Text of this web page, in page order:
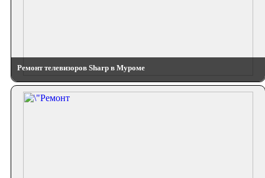
Ремонт телевизоров Sharp в Муроме